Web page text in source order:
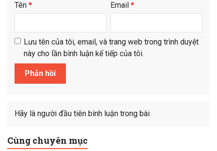
Tên * Email *
Lưu tên của tôi, email, và trang web trong trình duyệt
này cho lần bình luận kế tiếp của tôi.
Hãy là người đầu tiên bình luận trong bài
Cùng chuyên mục